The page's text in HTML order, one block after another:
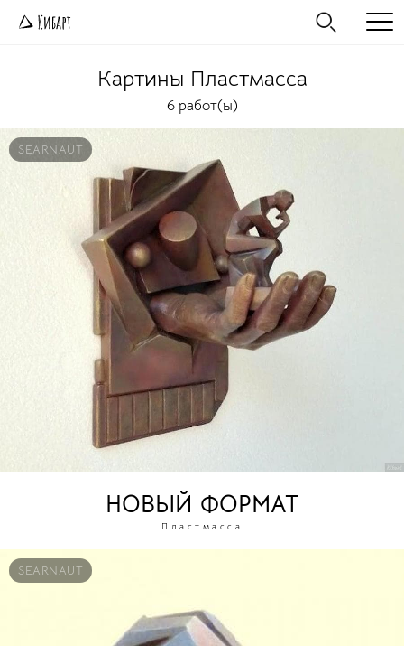
Картины Пластмасса
6 работ(ы)
SEARNAUT
НОВЫЙ ФОРМАТ
Пластмасса
SEARNAUT